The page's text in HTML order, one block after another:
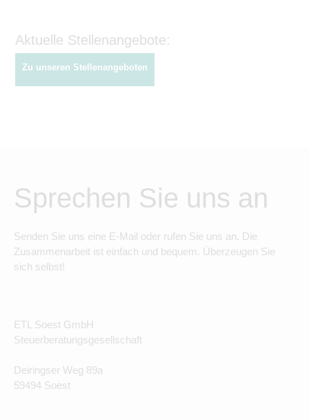
Aktuelle Stellenangebote:
Zu unseren Stellenangeboten
Sprechen Sie uns an
Senden Sie uns eine E-Mail oder rufen Sie uns an. Die
Zusammenarbeit ist einfach und bequem. Überzeugen Sie
sich selbst!
ETL Soest GmbH
Steuerberatungsgesellschaft
Deiringser Weg 89a
59494 Soest